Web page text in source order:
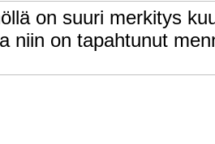
on suuri merkitys
niin on tapahtunut